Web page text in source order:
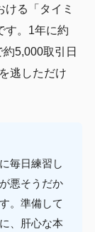
る「タイミ
す。1年に約
5,000取引日
逃しただけ
毎日練習し
悪そうだか
。準備して
、肝心な本